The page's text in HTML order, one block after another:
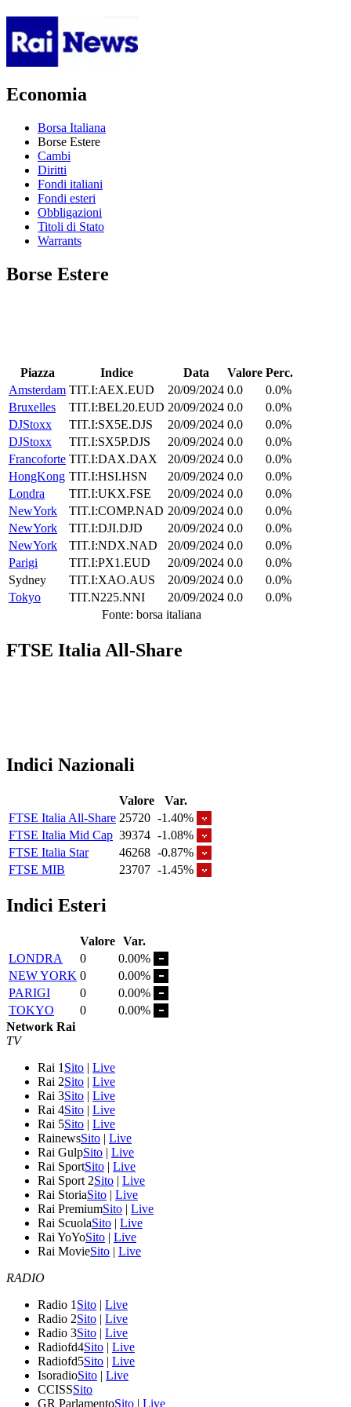
Economia
Borsa Italiana
Borse Estere
Cambi
Diritti
Fondi italiani
Fondi esteri
Obbligazioni
Titoli di Stato
Warrants
Borse Estere
Piazza Indice Data Valore Perc.
Amsterdam TIT.I:AEX.EUD 20/09/2024 0.0
0.0%
Bruxelles
TIT.I:BEL20.EUD 20/09/2024 0.0
0.0%
DJStoxx
TIT.I:SX5E.DJS 20/09/2024 0.0
0.0%
DJStoxx
TIT.I:SX5P.DJS 20/09/2024 0.0
0.0%
Francoforte TIT.I:DAX.DAX 20/09/2024 0.0
0.0%
HongKong TIT.I:HSI.HSN 20/09/2024 0.0
0.0%
Londra
TIT.I:UKX.FSE 20/09/2024 0.0
0.0%
NewYork
TIT.I:COMP.NAD 20/09/2024 0.0
0.0%
NewYork
TIT.I:DJI.DJD 20/09/2024 0.0
0.0%
NewYork
TIT.I:NDX.NAD 20/09/2024 0.0
0.0%
Parigi
TIT.I:PX1.EUD 20/09/2024 0.0
0.0%
Sydney
TIT.I:XAO.AUS 20/09/2024 0.0
0.0%
Tokyo
TIT.N225.NNI 20/09/2024 0.0
0.0%
Fonte: borsa italiana
FTSE Italia All-Share
Indici Nazionali
Valore
Var.
FTSE Italia All-Share 25720 -1.40%
FTSE Italia Mid Cap 39374 -1.08%
FTSE Italia Star
46268 -0.87%
FTSE MIB
23707 -1.45%
Indici Esteri
Valore Var.
LONDRA
0
0.00%
NEW YORK 0
0.00%
PARIGI
0
0.00%
TOKYO
0
0.00%
Network Rai
TV
Rai 1 Sito | Live
Rai 2Sito | Live
Rai 3Sito | Live
Rai 4Sito | Live
Rai 5Sito | Live
RainewsSito | Live
Rai GulpSito | Live
Rai SportSito | Live
Rai Sport 2Sito | Live
Rai StoriaSito | Live
Rai PremiumSito | Live
Rai ScuolaSito | Live
Rai YoYoSito | Live
Rai MovieSito | Live
RADIO
Radio 1 Sito | Live
Radio 2Sito | Live
Radio 3Sito | Live
Radiofd4Sito | Live
Radiofd5Sito | Live
IsoradioSito | Live
CCISSSito
GR ParlamentoSito | Live